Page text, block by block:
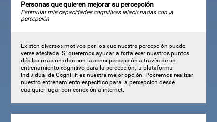
Personas que quieren mejorar su percepción
Estimular mis capacidades cognitivas relacionadas con la
percepción
Existen diversos motivos por los que nuestra percepción puede
verse afectada. Si queremos ayudar a fortalecer nuestros puntos
débiles relacionados con la sensopercepción a través de un
entrenamiento cognitivo para la percepción, la plataforma
individual de CogniFit es nuestra mejor opción. Podremos realizar
nuestro entrenamiento específico para la percepción desde
cualquier lugar con conexión a internet.